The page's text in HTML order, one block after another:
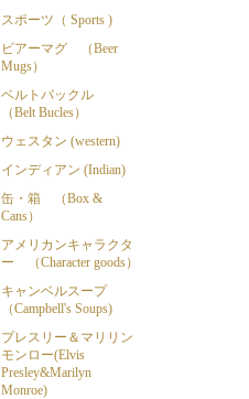
スポーツ（ Sports )
ビアーマグ （Beer
Mugs）
ベルトバックル
（Belt Bucles）
ウェスタン (western)
インディアン (Indian)
缶・箱 （Box &
Cans）
アメリカンキャラクタ
ー （Character goods）
キャンベルスープ
（Campbell's Soups)
プレスリー＆マリリン
モンロー(Elvis
Presley&Marilyn
Monroe)